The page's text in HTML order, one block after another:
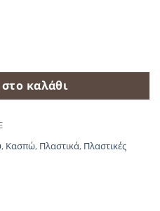
καλάθι
, Κασπώ, Πλαστικά, Πλαστικές